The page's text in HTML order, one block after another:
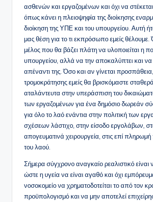
ασθενών και εργαζομένων και όχι να
όπως κάνει η πλειοψηφία της διοίκησης
διοίκηση της ΥΠΕ και του υπουργείου. Αυτή
μας θέση για το τι εκπρόσωπο εμείς
μέλος που θα βάζει πλάτη να υλοποιείται η
υπουργείου, αλλά να την αποκαλύπτει και να
απέναντι της. Όσο και αν γίνεται προσπάθεια,
τρομοκράτησης εμείς θα βρισκόμαστε
αταλάντευτα στην υπεράσπιση του
των εργαζομένων για ένα δημόσιο δωρεάν
για όλο το λαό ενάντια στην πολιτική των
σχέσεων λάστιχο, στην είσοδο εργολάβων,
απογευματινά χειρουργεία, στις επί
του λαού.
Σήμερα σύγχρονο αναγκαίο ρεαλιστικό είναι
ώστε η υγεία να είναι αγαθό και όχι
νοσοκομείο να χρηματοδοτείται το από τον
προϋπολογισμό και να μην αποτελεί